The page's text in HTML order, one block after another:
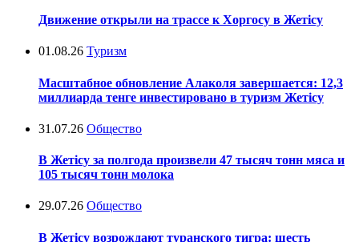
Движение открыли на трассе к Хоргосу в Жетісу
01.08.26 Туризм
Масштабное обновление Алаколя завершается: 12,3
миллиарда тенге инвестировано в туризм Жетісу
31.07.26 Общество
В Жетісу за полгода произвели 47 тысяч тонн мяса и
105 тысяч тонн молока
29.07.26 Общество
В Жетісу возрождают туранского тигра: шесть